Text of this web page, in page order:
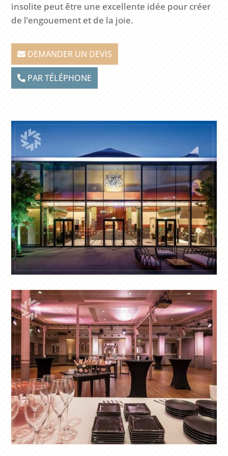
insolite peut être une excellente idée pour créer
de l’engouement et de la joie.
DEMANDER UN DEVIS
PAR TÉLÉPHONE